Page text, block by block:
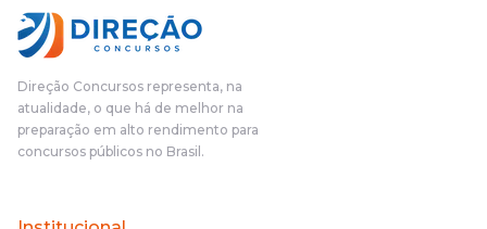
Direção Concursos representa, na
atualidade, o que há de melhor na
preparação em alto rendimento para
concursos públicos no Brasil.